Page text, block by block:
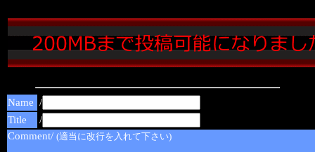
Name /
Title
/
Comment/ (適当に改行を入れて下さい)